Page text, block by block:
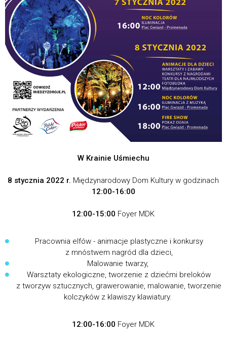
W Krainie Uśmiechu
8 stycznia 2022 r. Międzynarodowy Dom Kultury w godzinach
12:00-16:00
12:00-15:00 Foyer MDK
Pracownia elfów - animacje plastyczne i konkursy
z mnóstwem nagród dla dzieci,
Malowanie twarzy,
Warsztaty ekologiczne, tworzenie z dziećmi breloków
z tworzyw sztucznych, grawerowanie, malowanie, tworzenie
kolczyków z klawiszy klawiatury.
12:00-16:00 Foyer MDK